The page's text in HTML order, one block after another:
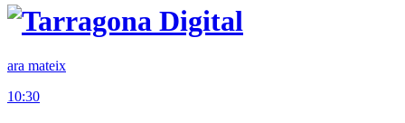
ara mateix
10:30